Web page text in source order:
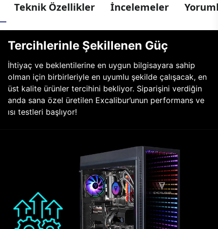
Teknik Özellikler İncelemeler
Tercihlerinle Şekillenen Güç
İhtiyaç ve beklentilerine en uygun bilgisayara sahip
olman için birbirleriyle en uyumlu şekilde çalışacak, en
üst kalite ürünler tercihini bekliyor. Siparişini verdiğin
anda sana özel üretilen Excalibur’unun performans ve
ısı testleri başlıyor!